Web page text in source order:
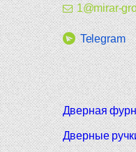
1@mirar-
Telegram
Дверная
Дверные